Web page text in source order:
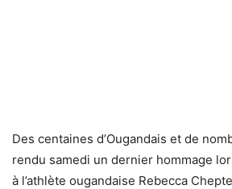
Des centaines d’Ougandais et de
rendu samedi un dernier hommage
à l’athlète ougandaise Rebecca